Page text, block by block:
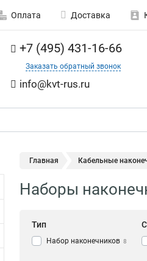
Оплата Доставка
+7 (495) 431-16-66
Заказать обратный звонок
info@kvt-rus.ru
Главная Кабельные
Наборы
Тип
Набор наконечников 8